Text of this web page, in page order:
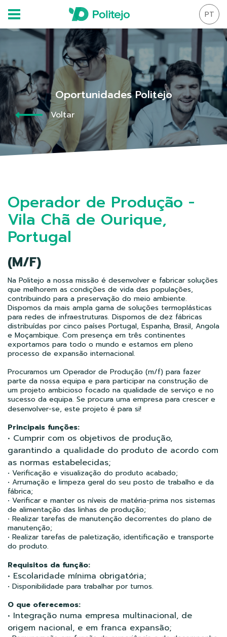
PT
Oportunidades Politejo
Voltar
Operador de Produção -
Vila Chã de Ourique,
Portugal
(M/F)
Na Politejo a nossa missão é desenvolver e fabricar soluções
que melhorem as condições de vida das populações,
contribuindo para a preservação do meio ambiente.
Dispomos da mais ampla gama de soluções termoplásticas
para redes de infraestruturas. Dispomos de dez fábricas
distribuídas por cinco países Portugal, Espanha, Brasil, Angola
e Moçambique. Com presença em três continentes
exportamos para todo o mundo e estamos em pleno
processo de expansão internacional.
Procuramos um Operador de Produção (m/f) para fazer
parte da nossa equipa e para participar na construção de
um projeto ambicioso focado na qualidade de serviço e no
sucesso da equipa. Se procura uma empresa para crescer e
desenvolver-se, este projeto é para si!
Principais funções:
• Cumprir com os objetivos de produção,
garantindo a qualidade do produto de acordo com
as normas estabelecidas;
• Verificação e visualização do produto acabado;
• Arrumação e limpeza geral do seu posto de trabalho e da
fábrica;
• Verificar e manter os níveis de matéria-prima nos sistemas
de alimentação das linhas de produção;
• Realizar tarefas de manutenção decorrentes do plano de
manutenção;
• Realizar tarefas de paletização, identificação e transporte
do produto.
Requisitos da função:
• Escolaridade mínima obrigatória;
• Disponibilidade para trabalhar por turnos.
O que oferecemos:
• Integração numa empresa multinacional, de
origem nacional, e em franca expansão;